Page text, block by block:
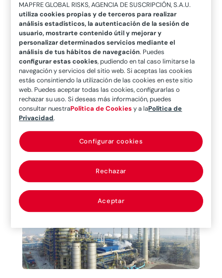
Oleoductos y gasoductos, las venas de la
economía
11/12/2018|Artículos
Los oleoductos y gasoductos actúan como
auténticas arterias en el interior de la Tierra, y
mediante extensas tuberías de acero y plástico
transportan gas y petróleo a lo largo del planeta.
Su influencia estratégica en las relaciones entre
los países es incuestionable,...
leer más
MAPFRE GLOBAL RISKS, AGENCIA DE SUSCRIPCIÓN, S.A.U.
utiliza cookies propias y de terceros para realizar
análisis estadísticos, la autenticación de la sesión de
usuario, mostrarte contenido útil y mejorar y
personalizar determinados servicios mediante el
análisis de tus hábitos de navegación. Puedes
configurar estas cookies, pudiendo en tal caso limitarse la
navegación y servicios del sitio web. Si aceptas las cookies
estás consintiendo la utilización de las cookies en este sitio
web. Puedes aceptar todas las cookies, configurarlas o
rechazar su uso. Si deseas más información, puedes
consultar nuestraPolítica de Cookiesy a laPolítica de
Privacidad.
Rechazar
Aceptar
Configurar cookies